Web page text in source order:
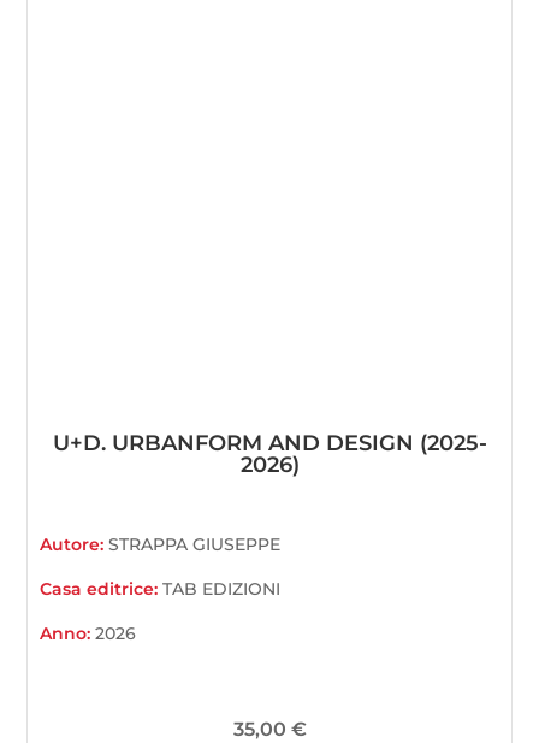
U+D. URBANFORM AND DESIGN (2025-
2026)
Autore:STRAPPA GIUSEPPE
Casa editrice:TAB EDIZIONI
Anno:2026
35,00 €